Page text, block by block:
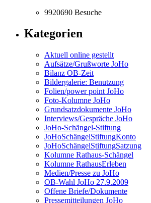
9920690 Besuche
Kategorien
Aktuell online gestellt
Aufsätze/Grußworte JoHo
Bilanz OB-Zeit
Bildergalerie: Benutzung
Folien/power point JoHo
Foto-Kolumne JoHo
Grundsatzdokumente JoHo
Interviews/Gespräche JoHo
JoHo-Schängel-Stiftung
JoHoSchängelStiftungKonto
JoHoSchängelStiftungSatzung
Kolumne Rathaus-Schängel
Kolumne RathausErleben
Medien/Presse zu JoHo
OB-Wahl JoHo 27.9.2009
Offene Briefe/Dokumente
Pressemitteilungen JoHo